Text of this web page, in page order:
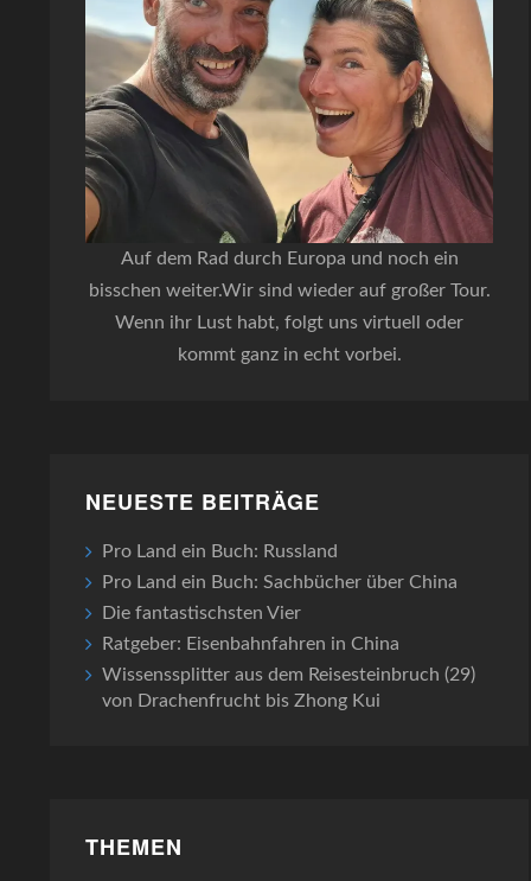
Auf dem Rad durch Europa und noch ein
bisschen weiter.Wir sind wieder auf großer Tour.
Wenn ihr Lust habt, folgt uns virtuell oder
kommt ganz in echt vorbei.
NEUESTE BEITRÄGE
Pro Land ein Buch: Russland
Pro Land ein Buch: Sachbücher über China
Die fantastischsten Vier
Ratgeber: Eisenbahnfahren in China
Wissenssplitter aus dem Reisesteinbruch (29)
von Drachenfrucht bis Zhong Kui
THEMEN